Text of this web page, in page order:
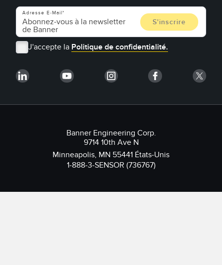
Adresse E-Mail
J'accepte la Politique de confidentialité.
Banner Engineering Corp.
9714 10th Ave N
Minneapolis, MN 55441 États-Unis
1-888-3-SENSOR (736767)